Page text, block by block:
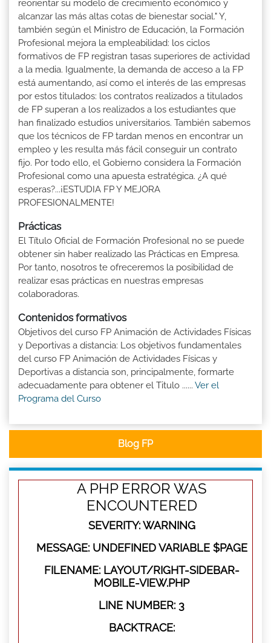
reorientar su modelo de crecimiento económico y
alcanzar las más altas cotas de bienestar social." Y,
también según el Ministro de Educación, la Formación
Profesional mejora la empleabilidad: los ciclos
formativos de FP registran tasas superiores de actividad
a la media. Igualmente, la demanda de acceso a la FP
está aumentando, así como el interés de las empresas
por estos titulados: los contratos realizados a titulados
de FP superan a los realizados a los estudiantes que
han finalizado estudios universitarios. También sabemos
que los técnicos de FP tardan menos en encontrar un
empleo y les resulta más fácil conseguir un contrato
fijo. Por todo ello, el Gobierno considera la Formación
Profesional como una apuesta estratégica. ¿A qué
esperas?...¡ESTUDIA FP Y MEJORA
PROFESIONALMENTE!
Prácticas
El Título Oficial de Formación Profesional no se puede
obtener sin haber realizado las Prácticas en Empresa.
Por tanto, nosotros te ofreceremos la posibilidad de
realizar esas prácticas en nuestras empresas
colaboradoras.
Contenidos formativos
Objetivos del curso FP Animación de Actividades Físicas
y Deportivas a distancia: Los objetivos fundamentales
del curso FP Animación de Actividades Físicas y
Deportivas a distancia son, principalmente, formarte
adecuadamente para obtener el Titulo ...... Ver el
Programa del Curso
Blog FP
A PHP ERROR WAS
ENCOUNTERED
SEVERITY: WARNING
MESSAGE: UNDEFINED VARIABLE $PAGE
FILENAME: LAYOUT/RIGHT-SIDEBAR-
MOBILE-VIEW.PHP
LINE NUMBER: 3
BACKTRACE: